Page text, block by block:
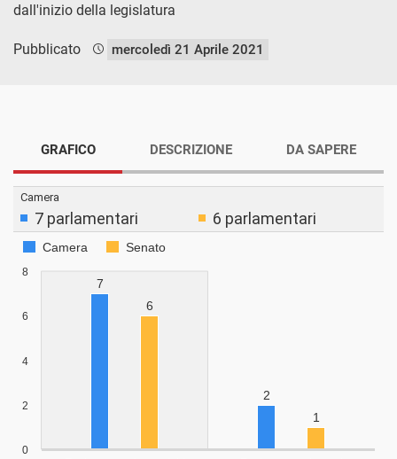
dall'inizio della legislatura
Pubblicato mercoledì 21 Aprile 2021
GRAFICO DESCRIZIONE DA SAPERE